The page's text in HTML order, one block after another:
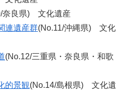
奈良県) 文化遺産
連遺産群(No.11/沖縄県) 文化
(No.12/三重県・奈良県・和歌
的景観(No.14/島根県) 文化遺